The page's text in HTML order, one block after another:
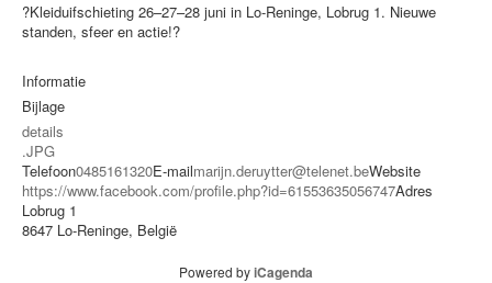
WETGEVING
LINKS
CONTACT
PRIVACYBELEID
SITEMAP
?Kleiduifschieting 26–27–28 juni in Lo‑Reninge, Lobrug 1. Nieuwe
standen, sfeer en actie!?
Informatie
Bijlage
details
.JPG
Telefoon0485161320E-mailmarijn.deruytter@telenet.beWebsite
https://www.facebook.com/profile.php?id=61553635056747Adres
Lobrug 1
8647 Lo-Reninge, België
Powered byiCagenda